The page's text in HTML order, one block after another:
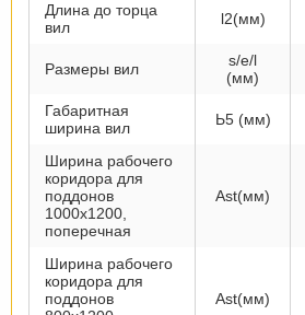
Длина до торца
вил
l2(мм)
Размеры вил
s/e/l
(мм)
Габаритная
ширина вил
Ь5 (мм)
Ширина рабочего
коридора для
поддонов
1000x1200,
поперечная
Ast(мм)
Ширина рабочего
коридора для
поддонов
Ast(мм)